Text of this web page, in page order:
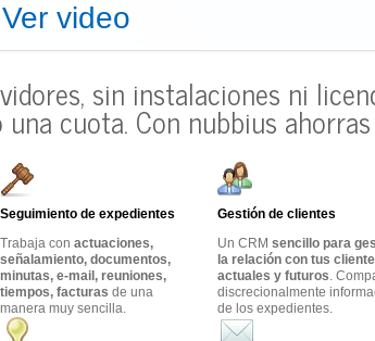
Ver video
sin instalaciones ni
cuota.Con nubbius
Seguimiento de expedientes
Trabaja con actuaciones,
señalamiento, documentos,
minutas, e-mail, reuniones,
tiempos, facturas de una
manera muy sencilla.
Gestión de clientes
Un CRM sencillo para
la relación con tus
actuales y futuros.
discrecionalmente
de los expedientes.